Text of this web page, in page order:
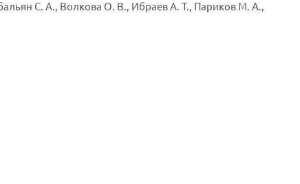
С. А., Волкова О. В., Ибраев А. Т., Париков М. А.,